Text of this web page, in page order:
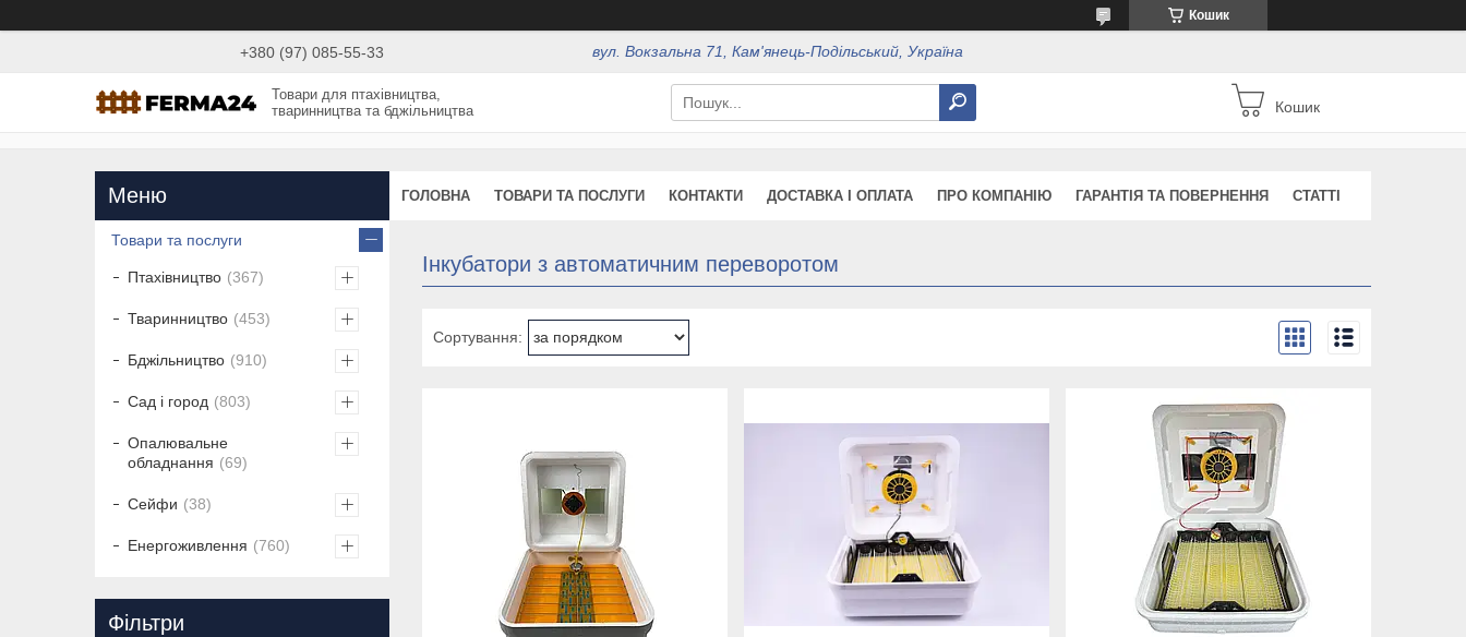
Кошик
+380 (97) 085-55-33 вул. Вокзальна 71, Кам'янець-Подільський, Україна
Товари для птахівництва,
тваринництва та бджільництва
Кошик
ГОЛОВНА ТОВАРИ ТА ПОСЛУГИ КОНТАКТИ ДОСТАВКА І ОПЛАТА ПРО КОМПАНІЮ ГАРАНТІЯ ТА ПОВЕРНЕННЯ СТАТТІ
Інкубатори з автоматичним переворотом
Товари та послуги
Птахівництво 367
Тваринництво 453
Бджільництво 910
Сад і город 803
Опалювальне
обладнання
69
Сейфи 38
Енергоживлення 760
Фільтри